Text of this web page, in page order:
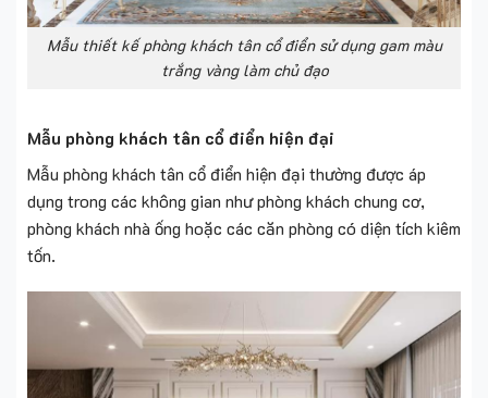
Mẫu thiết kế phòng khách tân cổ điển sử dụng gam màu
trắng vàng làm chủ đạo
Mẫu phòng khách tân cổ điển hiện đại
Mẫu phòng khách tân cổ điển hiện đại thường được áp
dụng trong các không gian như phòng khách chung cơ,
phòng khách nhà ống hoặc các căn phòng có diện tích kiêm
tốn.